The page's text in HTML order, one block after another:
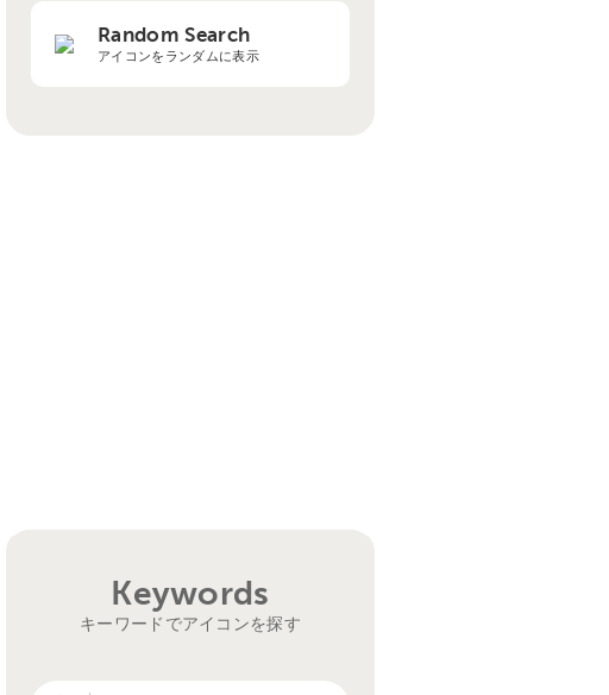
Random Search
アイコンをランダムに表示
Keywords
キーワードでアイコンを探す